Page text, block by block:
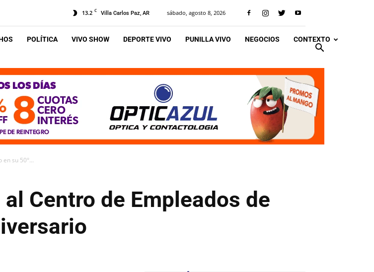
13.2 C Villa Carlos Paz, AR sábado, agosto 8, 2026
POLÍTICA VIVO SHOW DEPORTE VIVO PUNILLA VIVO NEGOCIOS CONTEXTO
su 50°...
Centro de Empleados de